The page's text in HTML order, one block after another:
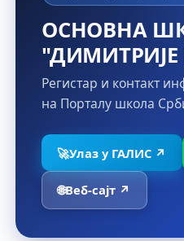
ОСНОВНА
Регистар и контакт
на Порталу школа
🚀Улаз у ГАЛИС ↗
🌐Веб-сајт ↗